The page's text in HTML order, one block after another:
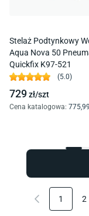
Stelaż Podtynkowy
Aqua Nova 50
Quickfix K97-521
(5.0)
729zł/szt
Cena katalogowa: 775,99
1 2